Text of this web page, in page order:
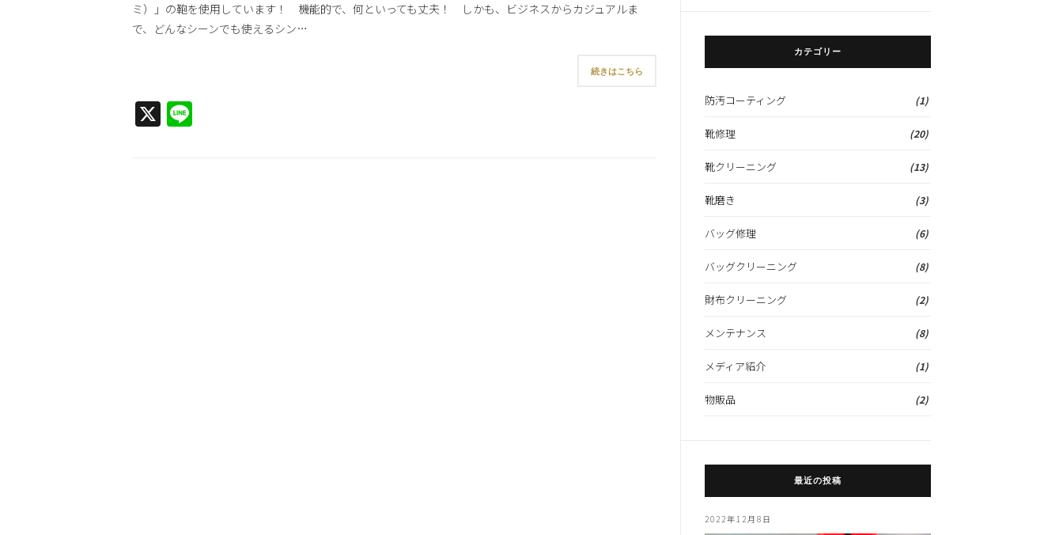
ミ）」の鞄を使用しています！ 機能的で、何といっても丈夫！ しかも、ビジネスからカジュアルま
で、どんなシーンでも使えるシン…
続きはこちら
X
カテゴリー
防汚コーティング (1)
靴修理 (20)
靴クリーニング (13)
靴磨き (3)
バッグ修理 (6)
バッグクリーニング (8)
財布クリーニング (2)
メンテナンス (8)
メディア紹介 (1)
物販品 (2)
最近の投稿
2022年12月8日